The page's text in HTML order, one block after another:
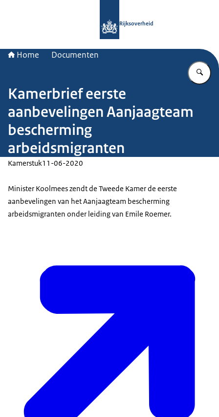
Rijksoverheid
Home Documenten
Kamerbrief eerste
aanbevelingen Aanjaagteam
bescherming
arbeidsmigranten
Kamerstuk11-06-2020
Minister Koolmees zendt de Tweede Kamer de eerste
aanbevelingen van het Aanjaagteam bescherming
arbeidsmigranten onder leiding van Emile Roemer.